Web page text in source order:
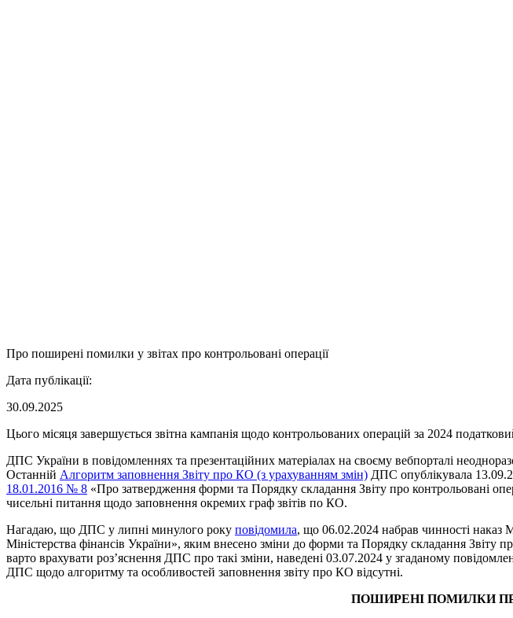
Про поширені помилки у звітах про контрольовані операції
Дата публікації:
30.09.2025
Цього місяця завершується звітна кампанія щодо контрольованих операцій за 2024
ДПС України в повідомленнях та презентаційних матеріалах на своєму вебпорталі
Останній Алгоритм заповнення Звіту про КО (з урахуванням змін) ДПС опублікувала
18.01.2016 № 8 «Про затвердження форми та Порядку складання Звіту про контрольовані
чисельні питання щодо заповнення окремих граф звітів по КО.
Нагадаю, що ДПС у липні минулого року повідомила, що 06.02.2024 набрав чинності наказ
Міністерства фінансів України», яким внесено зміни до форми та Порядку складання
варто врахувати роз’яснення ДПС про такі зміни, наведені 03.07.2024 у згаданому
ДПС щодо алгоритму та особливостей заповнення звіту про КО відсутні.
ПОШИРЕНІ ПОМИЛКИ